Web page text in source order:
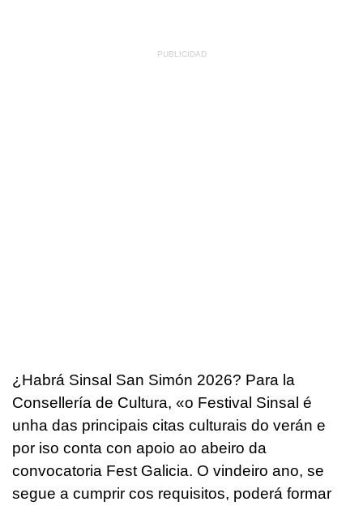
¿Habrá Sinsal San Simón 2026? Para la
Consellería de Cultura, «o Festival Sinsal é
unha das principais citas culturais do verán e
por iso conta con apoio ao abeiro da
convocatoria Fest Galicia. O vindeiro ano, se
segue a cumprir cos requisitos, poderá formar